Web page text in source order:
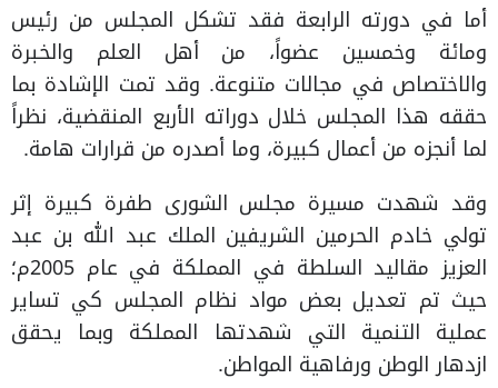
أما في دورته الرابعة فقد تشكل المجلس من رئيس
ومائة وخمسين عضواً، من أهل العلم والخبرة
والاختصاص في مجالات متنوعة. وقد تمت الإشادة بما
حققه هذا المجلس خلال دوراته الأربع المنقضية، نظراً
لما أنجزه من أعمال كبيرة، وما أصدره من قرارات هامة.
وقد شهدت مسيرة مجلس الشورى طفرة كبيرة إثر
تولي خادم الحرمين الشريفين الملك عبد الله بن عبد
العزيز مقاليد السلطة في المملكة في عام 2005م؛
حيث تم تعديل بعض مواد نظام المجلس كي تساير
عملية التنمية التي شهدتها المملكة وبما يحقق
ازدهار الوطن ورفاهية المواطن.